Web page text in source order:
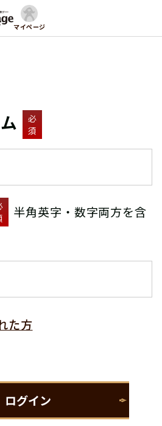
マイページ
必
須
半角英字・数字両方を含
た方